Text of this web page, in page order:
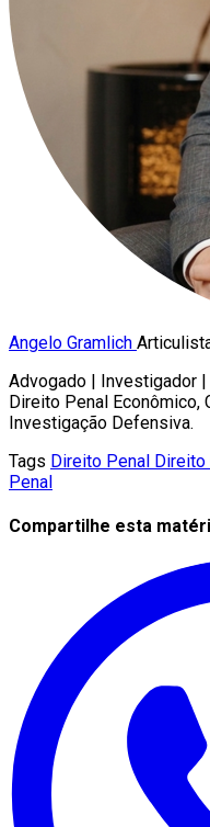
Angelo Gramlich
Advogado | Investigador
Direito Penal Econômico,
Investigação Defensiva.
Tags Direito Penal Direito
Penal
Compartilhe esta